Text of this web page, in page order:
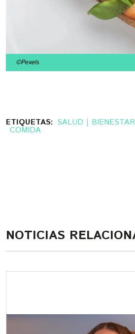
©Pexels
ETIQUETAS: SALUD BIENESTAR
COMIDA
NOTICIAS